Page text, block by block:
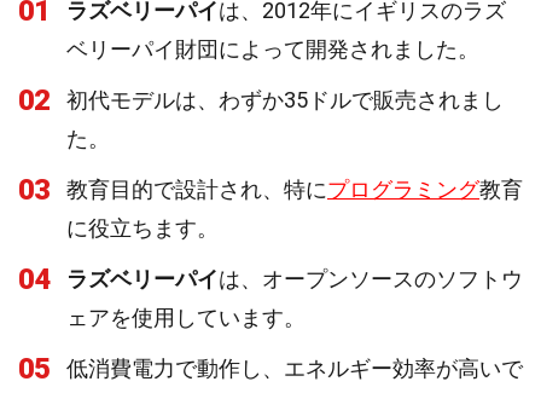
01 ラズベリーパイは、2012年にイギリスのラズ
ベリーパイ財団によって開発されました。
02
初代モデルは、わずか35ドルで販売されまし
た。
03 教育目的で設計され、特にプログラミング教育
に役立ちます。
04 ラズベリーパイは、オープンソースのソフトウ
ェアを使用しています。
05
低消費電力で動作し、エネルギー効率が高いで